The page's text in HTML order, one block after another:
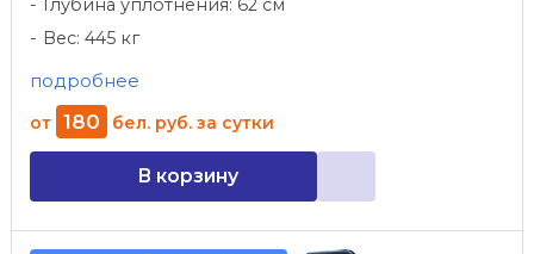
Глубина уплотнения: 62 см
Вес: 445 кг
подробнее
от 180 бел. руб. за сутки
В корзину